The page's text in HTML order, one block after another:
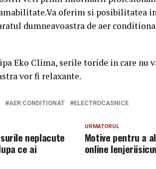
oferim si posibilitatea
dumneavoastra de aer
Eko Clima, serile toride in care nu
vor fi relaxante.
AER CONDITIONAT ELECTROCASNICE
URMATORUL
Motive pentru a
online
neplacute
ce ai